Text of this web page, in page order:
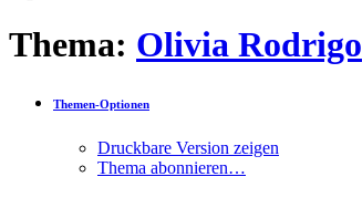
Thema: Olivia Rodrigo
Themen-Optionen
Druckbare Version zeigen
Thema abonnieren…